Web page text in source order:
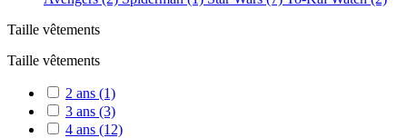
Taille vêtements
Taille vêtements
2 ans (1)
3 ans (3)
4 ans (12)